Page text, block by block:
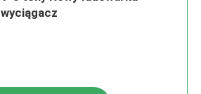
wyciągacz